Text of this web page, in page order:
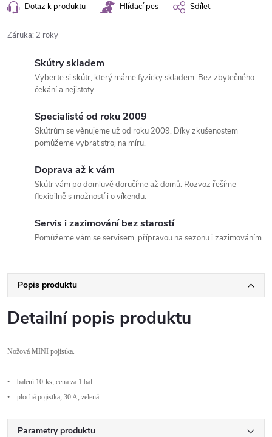
Dotaz k produktu Hlídací pes Sdílet
Záruka: 2 roky
Skútry skladem
Vyberte si skútr, který máme fyzicky skladem. Bez zbytečného
čekání a nejistoty.
Specialisté od roku 2009
Skútrům se věnujeme už od roku 2009. Díky zkušenostem
pomůžeme vybrat stroj na míru.
Doprava až k vám
Skútr vám po domluvě doručíme až domů. Rozvoz řešíme
flexibilně s možností i o víkendu.
Servis i zazimování bez starostí
Pomůžeme vám se servisem, přípravou na sezonu i zazimováním.
Popis produktu
Detailní popis produktu
Nožová MINI pojistka.
• balení 10 ks, cena za 1 bal
• plochá pojistka, 30 A, zelená
Parametry produktu